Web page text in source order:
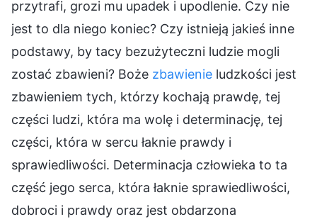
przytrafi, grozi mu upadek i upodlenie. Czy nie
jest to dla niego koniec? Czy istnieją jakieś inne
podstawy, by tacy bezużyteczni ludzie mogli
zostać zbawieni? Boże zbawienie ludzkości jest
zbawieniem tych, którzy kochają prawdę, tej
części ludzi, która ma wolę i determinację, tej
części, która w sercu łaknie prawdy i
sprawiedliwości. Determinacja człowieka to ta
część jego serca, która łaknie sprawiedliwości,
dobroci i prawdy oraz jest obdarzona